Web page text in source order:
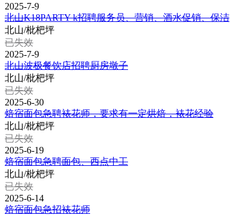
2025-7-9
北山K18PARTY k招聘服务员、营销、酒水促销、保洁
北山/枇杷坪
已失效
2025-7-9
北山波极餐饮店招聘厨房墩子
北山/枇杷坪
已失效
2025-6-30
焙宿面包急聘裱花师，要求有一定烘焙，裱花经验
北山/枇杷坪
已失效
2025-6-19
焙宿面包急聘面包、西点中工
北山/枇杷坪
已失效
2025-6-14
焙宿面包急招裱花师